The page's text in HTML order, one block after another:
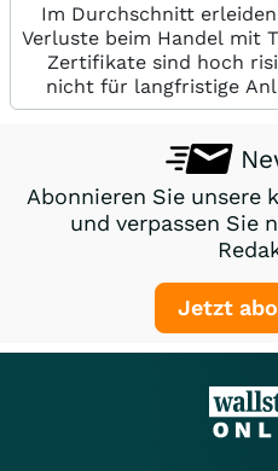
Im Durchschnitt
Verluste beim Handel mit
Zertifikate sind hoch
nicht für langfristige
Abonnieren Sie unsere
und verpassen Sie
Jetzt